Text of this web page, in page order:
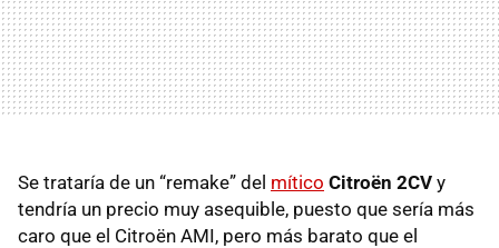
Se trataría de un “remake” del mítico Citroën 2CV y
tendría un precio muy asequible, puesto que sería más
caro que el Citroën AMI, pero más barato que el